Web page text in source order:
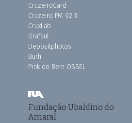
CruzeiroCard
Cruzeiro FM 92.3
CruxLab
Grafsul
Depositphotos
Burh
Pink do Bem OSSEL
Fundação Ubaldino do
Amaral